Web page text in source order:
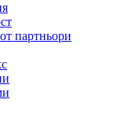
партньори